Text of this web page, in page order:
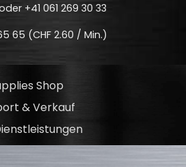
+41 061 269 30 33
65 (CHF 2.60 / Min.)
Shop
& Verkauf